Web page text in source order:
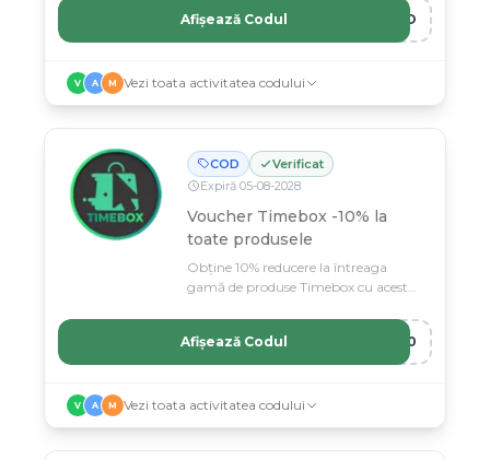
ERO
Afișează Codul
V A M Vezi toata activitatea codului
COD
Verificat
Expiră 05-08-2028
Voucher Timebox -10% la
toate produsele
Obține 10% reducere la întreaga
gamă de produse Timebox cu acest
T10
Afișează Codul
V A M Vezi toata activitatea codului